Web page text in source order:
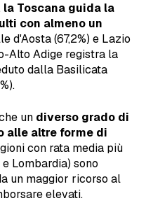
la Toscana guida la
con almeno un
d'Aosta (67,2%) e Lazio
Alto Adige registra la
dalla Basilicata
un diverso grado di
alle altre forme di
con rata media più
Lombardia) sono
un maggior ricorso al
elevati.